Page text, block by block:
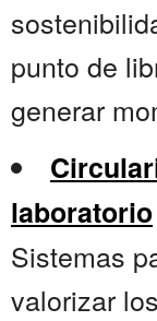
punto de
generar
laboratorio
Sistemas
valorizar